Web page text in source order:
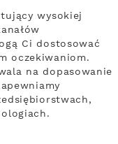
wysokiej
Ci dostosować
oczekiwaniom.
na dopasowanie